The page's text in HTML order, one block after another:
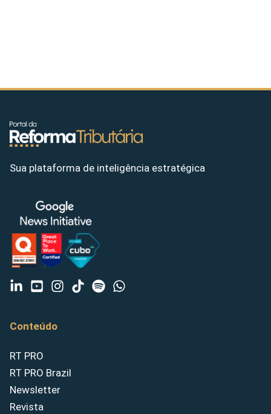
Sua plataforma de inteligência estratégica
Conteúdo
RT PRO
RT PRO Brazil
Newsletter
Revista